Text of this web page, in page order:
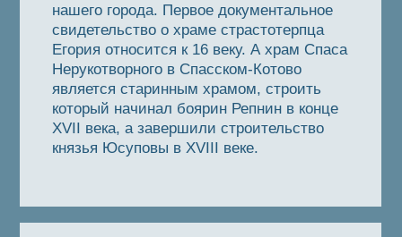
нашего города. Первое документальное
свидетельство о храме страстотерпца
Егория относится к 16 веку. А храм Спаса
Нерукотворного в Спасском-Котово
является старинным храмом, строить
который начинал боярин Репнин в конце
XVII века, а завершили строительство
князья Юсуповы в XVIII веке.